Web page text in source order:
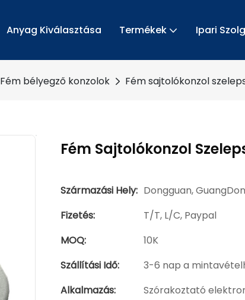
Anyag Kiválasztása Termékek Ipari
Fém bélyegző konzolok Fém sajtolókonzol
Fém Sajtolókonzol
Származási Hely: Dongguan,
Fizetés:
T/T, L/C, Paypal
MOQ:
10K
Szállítási Idő:
3-6 nap a
Alkalmazás:
Szórakoztató